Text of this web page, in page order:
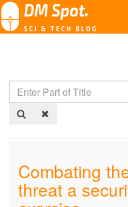
Combating
threat a